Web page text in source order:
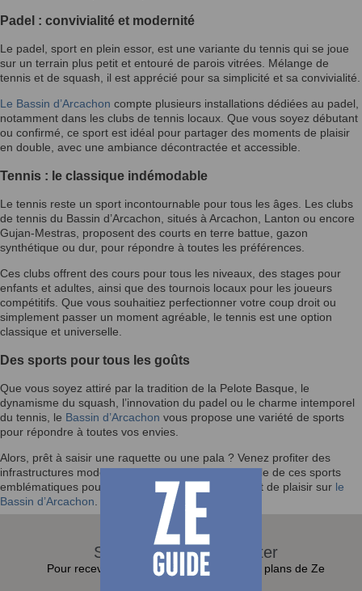
Padel : convivialité et modernité
Le padel, sport en plein essor, est une variante du tennis qui se joue
sur un terrain plus petit et entouré de parois vitrées. Mélange de
tennis et de squash, il est apprécié pour sa simplicité et sa convivialité.
Le Bassin d’Arcachon compte plusieurs installations dédiées au padel,
notamment dans les clubs de tennis locaux. Que vous soyez débutant
ou confirmé, ce sport est idéal pour partager des moments de plaisir
en double, avec une ambiance décontractée et accessible.
Tennis : le classique indémodable
Le tennis reste un sport incontournable pour tous les âges. Les clubs
de tennis du Bassin d’Arcachon, situés à Arcachon, Lanton ou encore
Gujan-Mestras, proposent des courts en terre battue, gazon
synthétique ou dur, pour répondre à toutes les préférences.
Ces clubs offrent des cours pour tous les niveaux, des stages pour
enfants et adultes, ainsi que des tournois locaux pour les joueurs
compétitifs. Que vous souhaitiez perfectionner votre coup droit ou
simplement passer un moment agréable, le tennis est une option
classique et universelle.
Des sports pour tous les goûts
Que vous soyez attiré par la tradition de la Pelote Basque, le
dynamisme du squash, l’innovation du padel ou le charme intemporel
du tennis, le Bassin d’Arcachon vous propose une variété de sports
pour répondre à toutes vos envies.
Alors, prêt à saisir une raquette ou une pala ? Venez profiter des
infrastructures modernes et de l’ambiance conviviale de ces sports
emblématiques pour vivre des moments de sport et de plaisir sur le
Bassin d’Arcachon
S'abonner à la Newsletter
Pour recevoir toutes les actualités et bons plans de Ze